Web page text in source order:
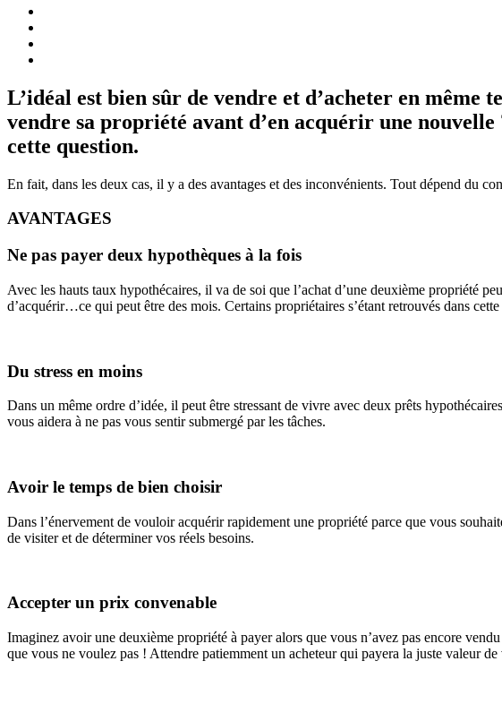
L’idéal est bien sûr de vendre et d’acheter en même
vendre sa propriété avant d’en acquérir une
cette question.
En fait, dans les deux cas, il y a des avantages et des inconvénients. Tout dépend du
AVANTAGES
Ne pas payer deux hypothèques à la fois
Avec les hauts taux hypothécaires, il va de soi que l’achat d’une deuxième propriété
d’acquérir…ce qui peut être des mois. Certains propriétaires s’étant retrouvés dans
Du stress en moins
Dans un même ordre d’idée, il peut être stressant de vivre avec deux prêts
vous aidera à ne pas vous sentir submergé par les tâches.
Avoir le temps de bien choisir
Dans l’énervement de vouloir acquérir rapidement une propriété parce que vous
de visiter et de déterminer vos réels besoins.
Accepter un prix convenable
Imaginez avoir une deuxième propriété à payer alors que vous n’avez pas encore
que vous ne voulez pas ! Attendre patiemment un acheteur qui payera la juste valeur de